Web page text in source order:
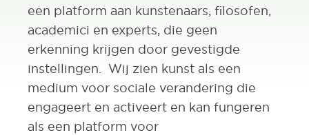
een platform aan kunstenaars, filosofen,
academici en experts, die geen
erkenning krijgen door gevestigde
instellingen. Wij zien kunst als een
medium voor sociale verandering die
engageert en activeert en kan fungeren
als een platform voor